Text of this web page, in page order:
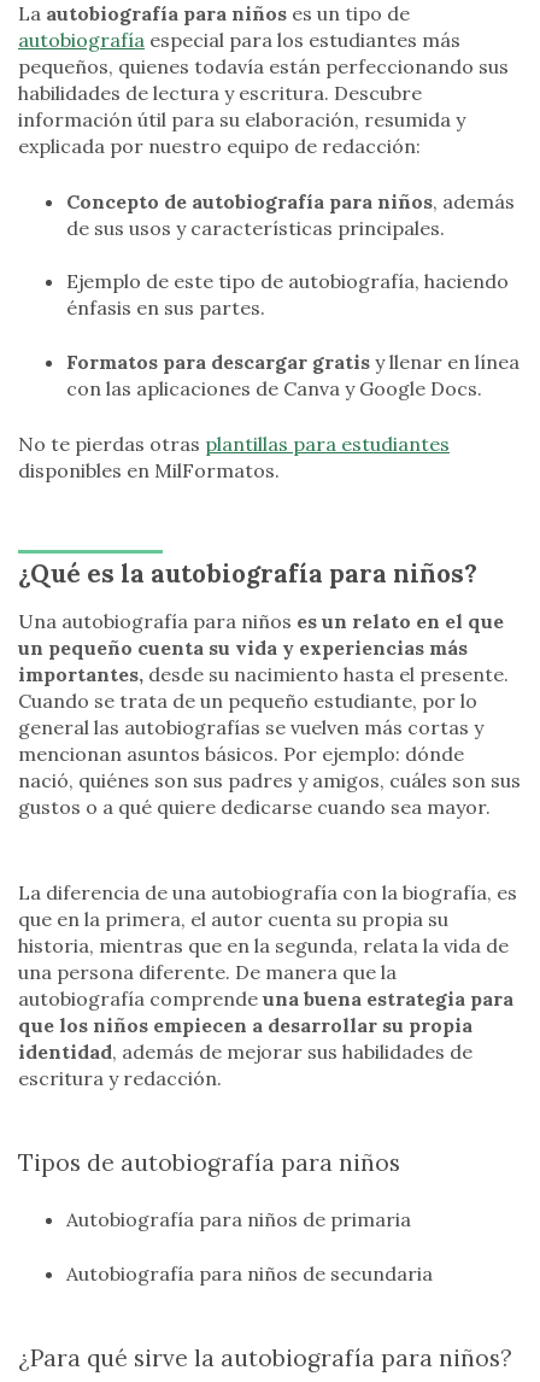
La autobiografía para niños es un tipo de
autobiografía especial para los estudiantes más
pequeños, quienes todavía están perfeccionando sus
habilidades de lectura y escritura. Descubre
información útil para su elaboración, resumida y
explicada por nuestro equipo de redacción:
Concepto de autobiografía para niños, además
de sus usos y características principales.
Ejemplo de este tipo de autobiografía, haciendo
énfasis en sus partes.
Formatos para descargar gratis y llenar en línea
con las aplicaciones de Canva y Google Docs.
No te pierdas otras plantillas para estudiantes
disponibles en MilFormatos.
¿Qué es la autobiografía para niños?
Una autobiografía para niños es un relato en el que
un pequeño cuenta su vida y experiencias más
importantes, desde su nacimiento hasta el presente.
Cuando se trata de un pequeño estudiante, por lo
general las autobiografías se vuelven más cortas y
mencionan asuntos básicos. Por ejemplo: dónde
nació, quiénes son sus padres y amigos, cuáles son sus
gustos o a qué quiere dedicarse cuando sea mayor.
La diferencia de una autobiografía con la biografía, es
que en la primera, el autor cuenta su propia su
historia, mientras que en la segunda, relata la vida de
una persona diferente. De manera que la
autobiografía comprende una buena estrategia para
que los niños empiecen a desarrollar su propia
identidad, además de mejorar sus habilidades de
escritura y redacción.
Tipos de autobiografía para niños
Autobiografía para niños de primaria
Autobiografía para niños de secundaria
¿Para qué sirve la autobiografía para niños?